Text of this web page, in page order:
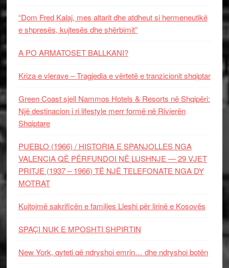
“Dom Fred Kalaj, mes altarit dhe atdheut si hermeneutikë
e shpresës, kujtesës dhe shërbimit”
A PO ARMATOSET BALLKANI?
Kriza e vlerave – Tragjedia e vërtetë e tranzicionit shqiptar
Green Coast sjell Nammos Hotels & Resorts në Shqipëri:
Një destinacion i ri lifestyle merr formë në Rivierën
Shqiptare
PUEBLO (1966) / HISTORIA E SPANJOLLES NGA
VALENCIA QË PËRFUNDOI NË LUSHNJE — 29 VJET
PRITJE (1937 – 1966) TË NJË TELEFONATE NGA DY
MOTRAT
Kujtojmë sakrificën e familjes Lleshi për lirinë e Kosovës
SPAÇI NUK E MPOSHTI SHPIRTIN
New York, qyteti që ndryshoi emrin… dhe ndryshoi botën